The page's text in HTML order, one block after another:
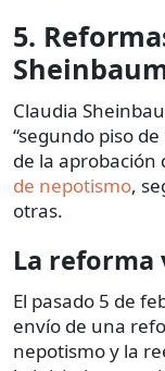
5.
Claudia
“segundo piso
de la
de nepotismo,
otras.
La reforma
El pasado 5 de
envío de una
nepotismo y la